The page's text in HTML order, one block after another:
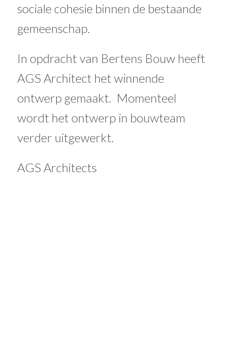
sociale cohesie binnen de bestaande
gemeenschap.
In opdracht van Bertens Bouw heeft
AGS Architect het winnende
ontwerp gemaakt. Momenteel
wordt het ontwerp in bouwteam
verder uitgewerkt.
AGS Architects